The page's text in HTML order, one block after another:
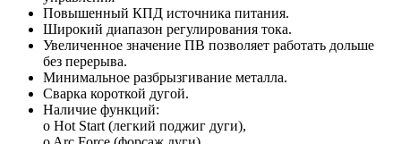
Повышенный КПД источника питания.
Широкий диапазон регулирования тока.
Увеличенное значение ПВ позволяет работать дольше
без перерыва.
Минимальное разбрызгивание металла.
Сварка короткой дугой.
Наличие функций:
o Ноt Start (легкий поджиг дуги),